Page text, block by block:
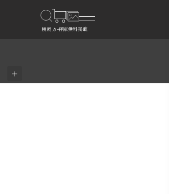
＋